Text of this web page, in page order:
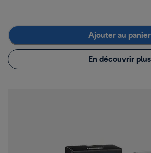
Ajouter au panier
En découvrir plus